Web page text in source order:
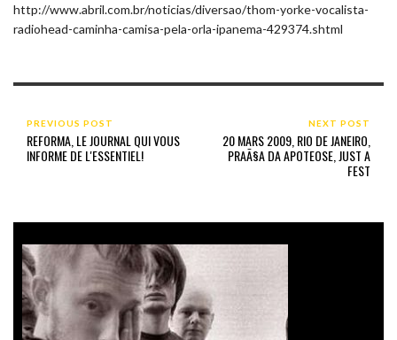
http://www.abril.com.br/noticias/diversao/thom-yorke-vocalista-
radiohead-caminha-camisa-pela-orla-ipanema-429374.shtml
PREVIOUS POST
REFORMA, LE JOURNAL QUI VOUS
INFORME DE L'ESSENTIEL!
NEXT POST
20 MARS 2009, RIO DE JANEIRO,
PRAÃ§A DA APOTEOSE, JUST A
FEST